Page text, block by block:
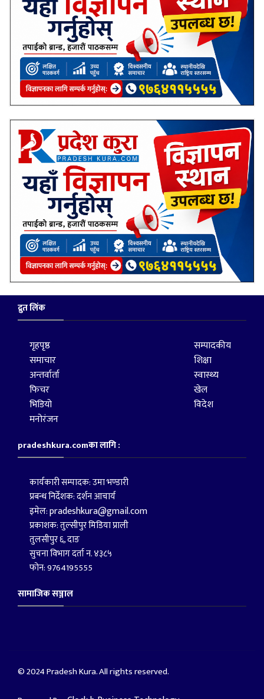
द्रुत लिंक
गृहपृष्ठ
समाचार
अन्तर्वार्ता
फिचर
भिडियो
मनोरंजन
सम्पादकीय
शिक्षा
स्वास्थ्य
खेल
विदेश
pradeshkura.comका लागि :
कार्यकारी सम्पादक: उमा भण्डारी
प्रबन्ध निर्देशक: दर्शन आचार्य
इमेल:pradeshkura@gmail.com
प्रकाशक: तुल्सीपुर मिडिया प्राली
तुलसीपुर ६, दाङ
सुचना विभाग दर्ता न. ४३८५
फोन: 9764195555
सामाजिक सञ्जाल
© 2024 Pradesh Kura. All rights reserved.